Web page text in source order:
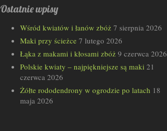
Ostatnie wpisy
Wśród kwiatów i łanów zbóż 7 sierpnia 2026
Maki przy ścieżce 7 lutego 2026
Łąka z makami i kłosami zbóż 9 czerwca 2026
Polskie kwiaty – najpiękniejsze są maki 21
czerwca 2026
Żółte rododendrony w ogrodzie po latach 18
maja 2026